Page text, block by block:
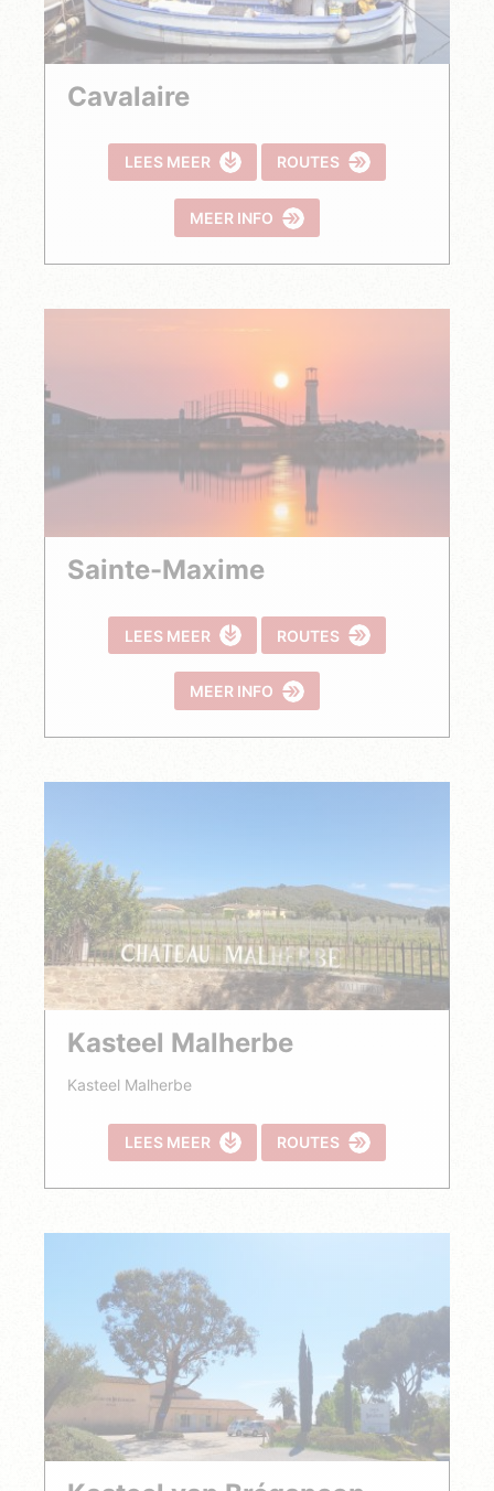
Cavalaire
LEES MEER ROUTES
MEER INFO
Sainte-Maxime
LEES MEER ROUTES
MEER INFO
Kasteel Malherbe
Kasteel Malherbe
LEES MEER ROUTES